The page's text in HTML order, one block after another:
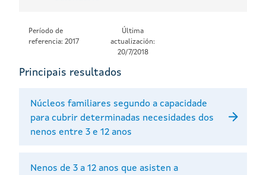
Período de
referencia: 2017
Última
actualización:
20/7/2018
Principais resultados
Núcleos familiares segundo a capacidade
para cubrir determinadas necesidades dos
nenos entre 3 e 12 anos
Nenos de 3 a 12 anos que asisten a